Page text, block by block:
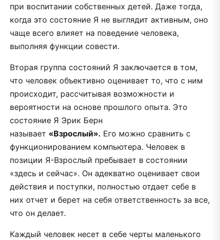
при воспитании собственных детей. Даже тогда,
когда это состояние Я не выглядит активным, оно
чаще всего влияет на поведение человека,
выполняя функции совести.
Вторая группа состояний Я заключается в том,
что человек объективно оценивает то, что с ним
происходит, рассчитывая возможности и
вероятности на основе прошлого опыта. Это
состояние Я Эрик Берн
называет «Взрослый». Его можно сравнить с
функционированием компьютера. Человек в
позиции Я-Взрослый пребывает в состоянии
«здесь и сейчас». Он адекватно оценивает свои
действия и поступки, полностью отдает себе в
них отчет и берет на себя ответственность за все,
что он делает.
Каждый человек несет в себе черты маленького